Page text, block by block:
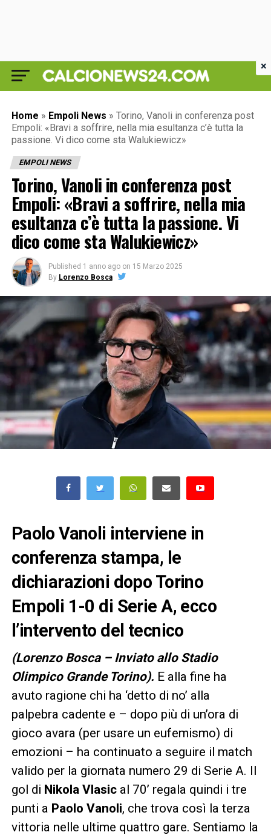
Home » Empoli News » Torino, Vanoli in conferenza post
Empoli: «Bravi a soffrire, nella mia esultanza c’è tutta la
passione. Vi dico come sta Walukiewicz»
EMPOLI NEWS
Torino, Vanoli in conferenza post
Empoli: «Bravi a soffrire, nella mia
esultanza c’è tutta la passione. Vi
dico come sta Walukiewicz»
Published 1 anno ago on 15 Marzo 2025
By Lorenzo Bosca
Paolo Vanoli interviene in
conferenza stampa, le
dichiarazioni dopo Torino
Empoli 1-0 di Serie A, ecco
l’intervento del tecnico
(Lorenzo Bosca – Inviato allo Stadio
Olimpico Grande Torino). E alla fine ha
avuto ragione chi ha ‘detto di no’ alla
palpebra cadente e – dopo più di un’ora di
gioco avara (per usare un eufemismo) di
emozioni – ha continuato a seguire il match
valido per la giornata numero 29 di Serie A. Il
gol di Nikola Vlasic al 70’ regala quindi i tre
punti a Paolo Vanoli, che trova così la terza
vittoria nelle ultime quattro gare. Sentiamo la
×